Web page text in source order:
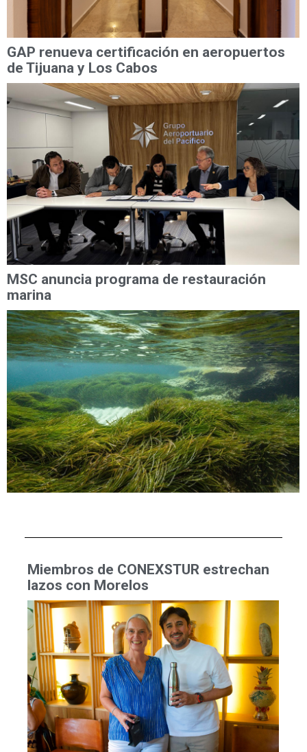
GAP renueva certificación en aeropuertos
de Tijuana y Los Cabos
MSC anuncia programa de restauración
marina
Miembros de CONEXSTUR estrechan
lazos con Morelos